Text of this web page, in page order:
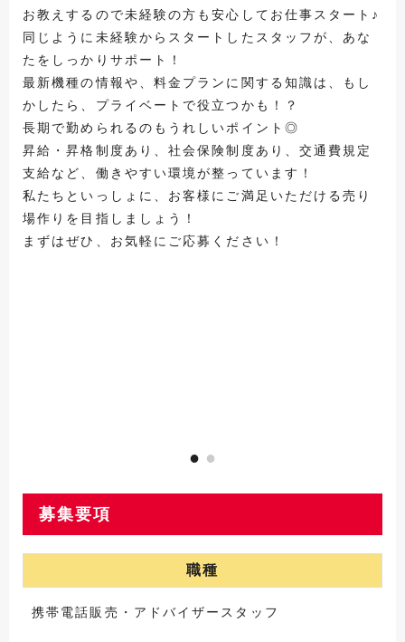
お教えするので未経験の方も安心してお仕事スタート♪
同じように未経験からスタートしたスタッフが、あな
たをしっかりサポート！
最新機種の情報や、料金プランに関する知識は、もし
かしたら、プライベートで役立つかも！？
長期で勤められるのもうれしいポイント◎
昇給・昇格制度あり、社会保険制度あり、交通費規定
支給など、働きやすい環境が整っています！
私たちといっしょに、お客様にご満足いただける売り
場作りを目指しましょう！
まずはぜひ、お気軽にご応募ください！
募集要項
職種
携帯電話販売・アドバイザースタッフ